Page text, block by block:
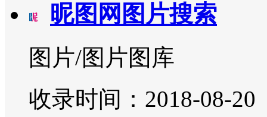
昵图网图片搜索
图片/图片图库
收录时间：2018-08-20